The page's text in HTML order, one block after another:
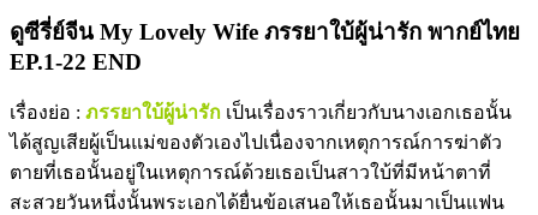
ดูซีรี่ย์จีน My Lovely Wife ภรรยาใบ้ผู้น่ารัก พากย์ไทย
EP.1-22 END
เรื่องย่อ : ภรรยาใบ้ผู้น่ารัก เป็นเรื่องราวเกี่ยวกับนางเอกเธอนั้น
ได้สูญเสียผู้เป็นแม่ของตัวเองไปเนื่องจากเหตุการณ์การฆ่าตัว
ตายที่เธอนั้นอยู่ในเหตุการณ์ด้วยเธอเป็นสาวใบ้ที่มีหน้าตาที่
สะสวยวันหนึ่งนั้นพระเอกได้ยื่นข้อเสนอให้เธอนั้นมาเป็นแฟน